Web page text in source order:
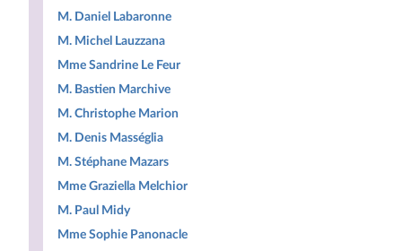
M. Daniel Labaronne
M. Michel Lauzzana
Mme Sandrine Le Feur
M. Bastien Marchive
M. Christophe Marion
M. Denis Masséglia
M. Stéphane Mazars
Mme Graziella Melchior
M. Paul Midy
Mme Sophie Panonacle